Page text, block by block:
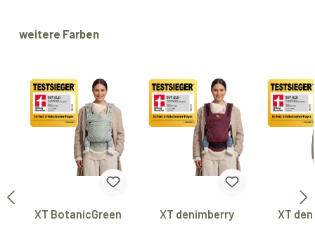
Produktgalerie überspringen
weitere Farben
XT BotanicGreen XT denimberry XT